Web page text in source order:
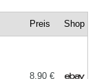
Preis Shop
8,90 €